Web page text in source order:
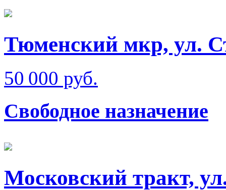
Тюменский мкр, ул.
50 000 руб.
Свободное назначение
Московский тракт,